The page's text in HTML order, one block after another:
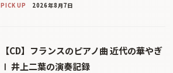
PICK UP 2026年8月7日
【CD】フランスのピアノ曲 近代の華やぎ
Ⅰ 井上二葉の演奏記録